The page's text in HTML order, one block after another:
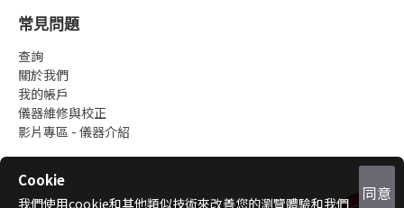
常見問題
查詢
關於我們
我的帳戶
儀器維修與校正
影片專區 - 儀器介紹
同意
Cookie
我們使用cookie和其他類似技術來改善您的瀏覽體驗和我們